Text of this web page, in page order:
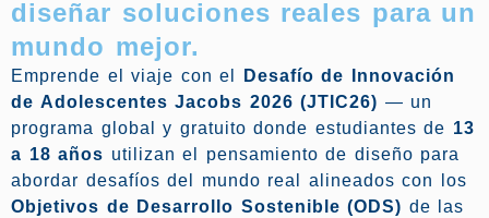
diseñar soluciones reales para un
mundo mejor.
Emprende el viaje con el
Desafío de Innovación
de Adolescentes Jacobs 2026 (JTIC26) — un
programa global y gratuito donde estudiantes de 13
a 18 años utilizan el pensamiento de diseño para
abordar desafíos del mundo real alineados con los
Objetivos de Desarrollo Sostenible (ODS) de las